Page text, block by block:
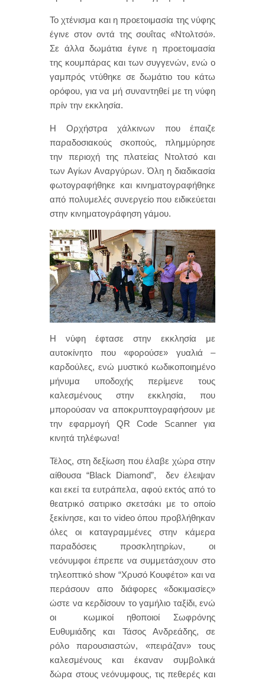
Το χτένισμα και η προετοιμασία της νύφης
έγινε στον οντά της σουΐτας «Ντολτσό».
Σε άλλα δωμάτια έγινε η προετοιμασία
της κουμπάρας και των συγγενών, ενώ ο
γαμπρός ντύθηκε σε δωμάτιο του κάτω
ορόφου, για να μή συναντηθεί με τη νύφη
πρίν την εκκλησία.
Η Ορχήστρα χάλκινων που έπαιζε
παραδοσιακούς σκοπούς, πλημμύρησε
την περιοχή της πλατείας Ντολτσό και
των Αγίων Αναργύρων. Όλη η διαδικασία
φωτογραφήθηκε και κινηματογραφήθηκε
από πολυμελές συνεργείο που ειδικεύεται
στην κινηματογράφηση γάμου.
Η νύφη έφτασε στην εκκλησία με
αυτοκίνητο που «φορούσε» γυαλιά –
καρδούλες, ενώ μυστικό κωδικοποιημένο
μήνυμα υποδοχής περίμενε τους
καλεσμένους στην εκκλησία, που
μπορούσαν να αποκρυπτογραφήσουν με
την εφαρμογή QR Code Scanner για
κινητά τηλέφωνα!
Τέλος, στη δεξίωση που έλαβε χώρα στην
αίθουσα “Black Diamond”, δεν έλειψαν
και εκεί τα ευτράπελα, αφού εκτός από το
θεατρικό σατιρικο σκετσάκι με το οποίο
ξεκίνησε, και το video όπου προβλήθηκαν
όλες οι καταγραμμένες στην κάμερα
παραδόσεις προσκλητηρίων, οι
νεόνυμφοι έπρεπε να συμμετάσχουν στο
τηλεοπτικό show “Χρυσό Κουφέτο» και να
περάσουν απο διάφορες «δοκιμασίες»
ώστε να κερδίσουν το γαμήλιο ταξίδι, ενώ
οι κωμικοί ηθοποιοί Σωφρόνης
Ευθυμιάδης και Τάσος Ανδρεάδης, σε
ρόλο παρουσιαστών, «πειράζαν» τους
καλεσμένους και έκαναν συμβολικά
δώρα στους νεόνυμφους, τις πεθερές και